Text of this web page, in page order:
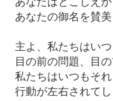
あなたの御名を賛美
主よ、私たちはい
目の前の問題、目
私たちはいつもそ
行動が左右されてし